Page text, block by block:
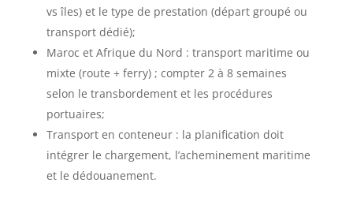
vs îles) et le type de prestation (départ groupé ou
transport dédié);
Maroc et Afrique du Nord : transport maritime ou
mixte (route + ferry) ; compter 2 à 8 semaines
selon le transbordement et les procédures
portuaires;
Transport en conteneur : la planification doit
intégrer le chargement, l’acheminement maritime
et le dédouanement.